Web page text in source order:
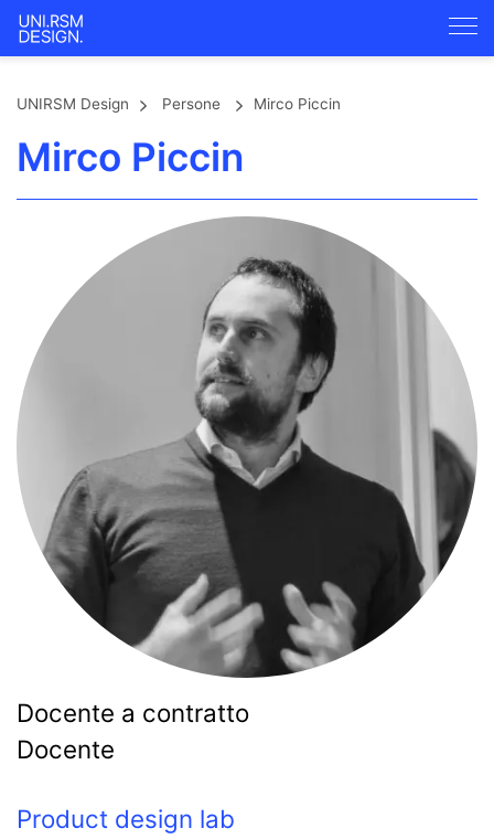
UNIRSM Design Persone Mirco Piccin
Mirco Piccin
Docente a contratto
Docente
Product design lab